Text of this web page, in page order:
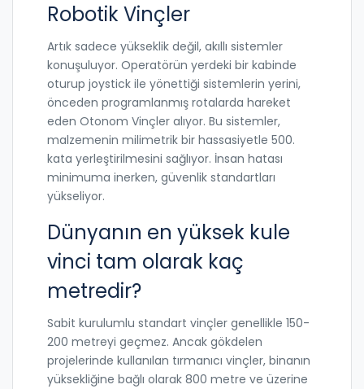
Robotik Vinçler
Artık sadece yükseklik değil, akıllı sistemler
konuşuluyor. Operatörün yerdeki bir kabinde
oturup joystick ile yönettiği sistemlerin yerini,
önceden programlanmış rotalarda hareket
eden Otonom Vinçler alıyor. Bu sistemler,
malzemenin milimetrik bir hassasiyetle 500.
kata yerleştirilmesini sağlıyor. İnsan hatası
minimuma inerken, güvenlik standartları
yükseliyor.
Dünyanın en yüksek kule
vinci tam olarak kaç
metredir?
Sabit kurulumlu standart vinçler genellikle 150-
200 metreyi geçmez. Ancak gökdelen
projelerinde kullanılan tırmanıcı vinçler, binanın
yüksekliğine bağlı olarak 800 metre ve üzerine